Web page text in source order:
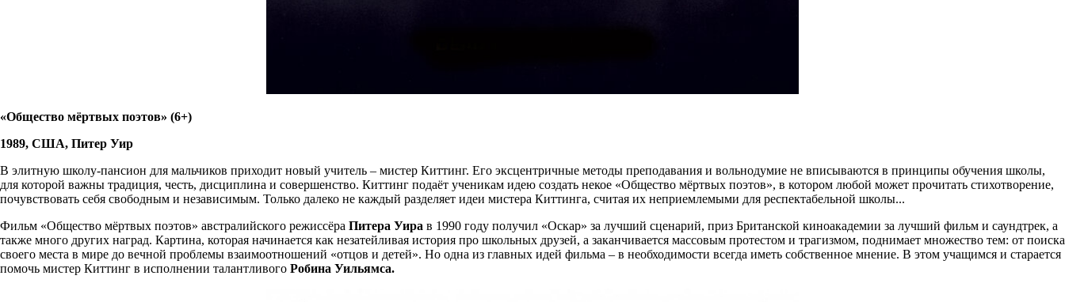
«Общество мёртвых поэтов» (6+)
1989, США, Питер Уир
В элитную школу-пансион для мальчиков приходит новый учитель – мистер Киттинг. Его эксцентричные методы преподавания и вольнодумие не вписываются в принципы обучения школы,
для которой важны традиция, честь, дисциплина и совершенство. Киттинг подаёт ученикам идею создать некое «Общество мёртвых поэтов», в котором любой может прочитать стихотворение,
почувствовать себя свободным и независимым. Только далеко не каждый разделяет идеи мистера Киттинга, считая их неприемлемыми для респектабельной школы...
Фильм «Общество мёртвых поэтов» австралийского режиссёра Питера Уира в 1990 году получил «Оскар» за лучший сценарий, приз Британской киноакадемии за лучший фильм и саундтрек, а
также много других наград. Картина, которая начинается как незатейливая история про школьных друзей, а заканчивается массовым протестом и трагизмом, поднимает множество тем: от поиска
своего места в мире до вечной проблемы взаимоотношений «отцов и детей». Но одна из главных идей фильма – в необходимости всегда иметь собственное мнение. В этом учащимся и старается
помочь мистер Киттинг в исполнении талантливого Робина Уильямса.